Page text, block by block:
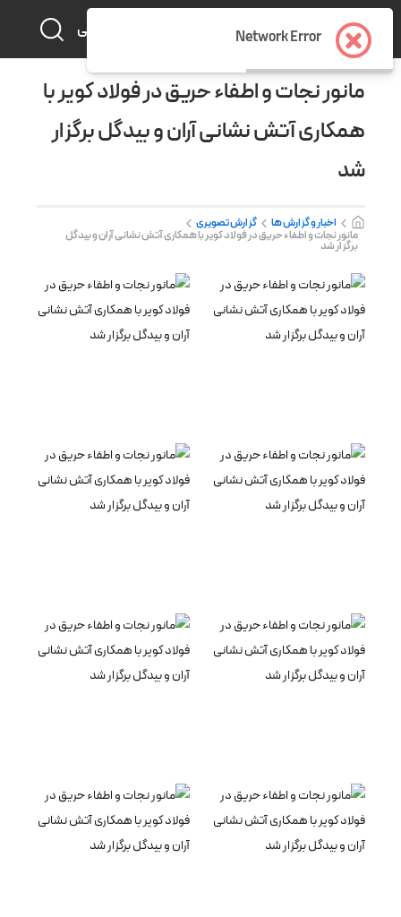
فارسی
مانور نجات و اطفاء حریق در فولاد کویر با
همکاری آتش نشانی آران و بیدگل برگزار
شد
اخبار و گزارش ها
گزارش تصویری
مانور نجات و اطفاء حریق در فولاد کویر با همکاری آتش نشانی آران و بیدگل
برگزار شد
Network Error